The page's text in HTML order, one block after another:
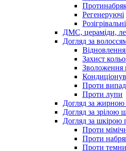
Регенеруючі
ДМС, цераміди,
Догляд за
Захист
Зволоження
Проти
Проти лупи
Догляд за
Догляд за зрілою
Догляд за шкірою
Проти
Проти
Проти